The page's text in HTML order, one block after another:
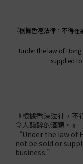
『根據香港法律，不得
Under the law of
supplied
『根據香港法律，
令人醺醉的酒類。』
“Under the law of
not be sold or
business.”